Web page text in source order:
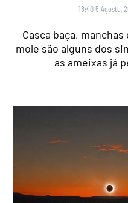
18:40 5 Agosto,
Casca baça,
mole são alguns dos
as ameixas já